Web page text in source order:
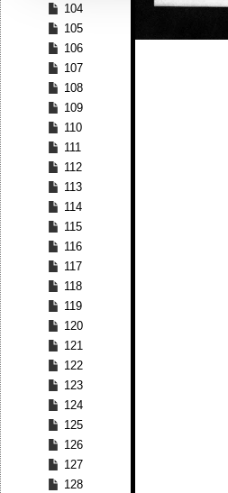
104
105
106
107
108
109
110
111
112
113
114
115
116
117
118
119
120
121
122
123
124
125
126
127
128